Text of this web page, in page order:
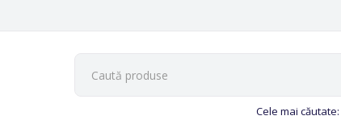
Cele mai căutate: